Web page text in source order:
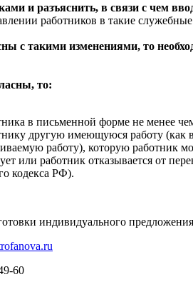
и разъяснить, в связи с чем
работников в такие служебные
с такими изменениями, то
то:
в письменной форме не менее
другую имеющуюся работу
работу), которую работник
или работник отказывается от
кодекса РФ).
индивидуального
60